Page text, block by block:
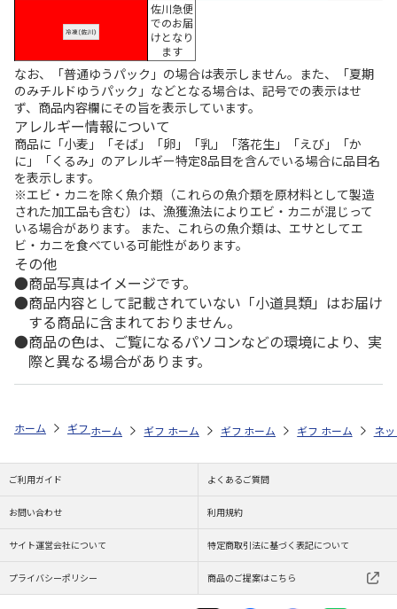
佐川急便
でのお届
けとなり
ます
なお、「普通ゆうパック」の場合は表示しません。また、「夏期
のみチルドゆうパック」などとなる場合は、記号での表示はせ
ず、商品内容欄にその旨を表示しています。
アレルギー情報について
商品に「小麦」「そば」「卵」「乳」「落花生」「えび」「か
に」「くるみ」のアレルギー特定8品目を含んでいる場合に品目名
を表示します。
※エビ・カニを除く魚介類（これらの魚介類を原材料として製造
された加工品も含む）は、漁獲漁法によりエビ・カニが混じって
いる場合があります。 また、これらの魚介類は、エサとしてエ
ビ・カニを食べている可能性があります。
その他
商品写真はイメージです。
商品内容として記載されていない「小道具類」はお届け
する商品に含まれておりません。
商品の色は、ご覧になるパソコンなどの環境により、実
際と異なる場合があります。
ホーム ギフトストア お中元・夏ギフト特集 2026 うなぎ・魚・海鮮
ホーム ギフトストア お中元・夏ギフト特集 2026
ホーム ギフトストア お中元・夏ギフト
ホーム ギフトストア お
ホーム ネ
ご利用ガイド よくあるご質問
お問い合わせ 利用規約
サイト運営会社について 特定商取引法に基づく表記について
プライバシーポリシー 商品のご提案はこちら